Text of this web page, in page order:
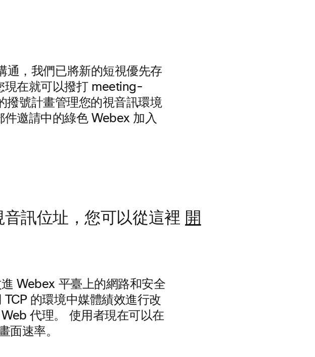
通，我們已將新的短視優先存
現在就可以撥打 meeting-
撥號計畫管理您的視音訊環境
邀請中的綠色 Webex 加入
訊位址，您可以從這裡 開
Webex 平臺上的網路和安全
的環境中媒體績效進行改
代理。 使用者現在可以在
面速率。